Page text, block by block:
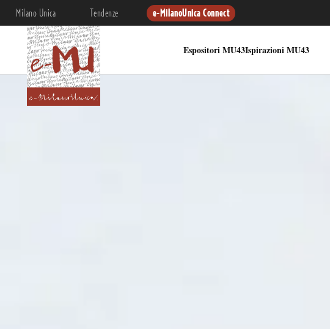
Milano Unica Tendenze e-MilanoUnica Connect
Espositori MU43Ispirazioni MU43